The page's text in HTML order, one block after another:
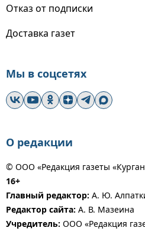
Отказ от подписки
Доставка газет
Мы в соцсетях
О редакции
© ООО «Редакция газеты
16+
Главный редактор: А. Ю.
Редактор сайта: А. В. Мазеина
Учредитель: ООО «Редакция